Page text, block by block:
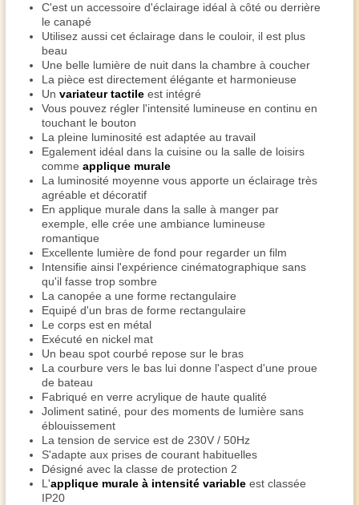
C'est un accessoire d'éclairage idéal à côté ou derrière
le canapé
Utilisez aussi cet éclairage dans le couloir, il est plus
beau
Une belle lumière de nuit dans la chambre à coucher
La pièce est directement élégante et harmonieuse
Un variateur tactile est intégré
Vous pouvez régler l'intensité lumineuse en continu en
touchant le bouton
La pleine luminosité est adaptée au travail
Egalement idéal dans la cuisine ou la salle de loisirs
comme applique murale
La luminosité moyenne vous apporte un éclairage très
agréable et décoratif
En applique murale dans la salle à manger par
exemple, elle crée une ambiance lumineuse
romantique
Excellente lumière de fond pour regarder un film
Intensifie ainsi l'expérience cinématographique sans
qu'il fasse trop sombre
La canopée a une forme rectangulaire
Equipé d'un bras de forme rectangulaire
Le corps est en métal
Exécuté en nickel mat
Un beau spot courbé repose sur le bras
La courbure vers le bas lui donne l'aspect d'une proue
de bateau
Fabriqué en verre acrylique de haute qualité
Joliment satiné, pour des moments de lumière sans
éblouissement
La tension de service est de 230V / 50Hz
S'adapte aux prises de courant habituelles
Désigné avec la classe de protection 2
L'applique murale à intensité variable est classée
IP20